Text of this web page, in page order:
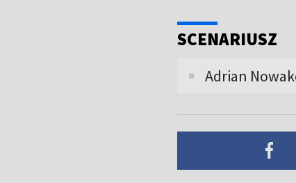
SCENARIUSZ
Adrian